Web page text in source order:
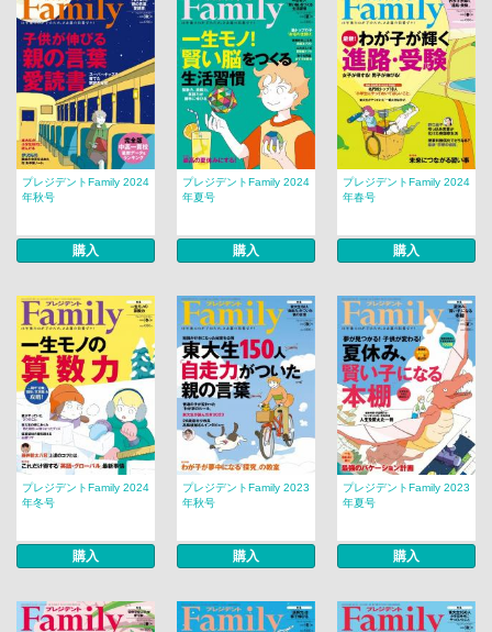
プレジデントFamily 2024
年秋号
購入
プレジデントFamily 2024
年夏号
購入
プレジデントFamily 2024
年春号
購入
プレジデントFamily 2024
年冬号
購入
プレジデントFamily 2023
年秋号
購入
プレジデントFamily 2023
年夏号
購入